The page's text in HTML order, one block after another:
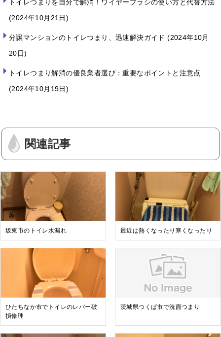
トイレつまりを自分で解消！ワイヤーブラシの使い方と代替方法
2024年10月21日
分譲マンションのトイレつまり、迅速解決ガイド 2024年10月
20日
トイレつまり解消の優良業者選び：重要なポイントと注意点
2024年10月19日
関連記事
坂東市のトイレ水漏れ 最近は熱くなったり寒くなったり
ひたちなか市でトイレのレバー破
損修理
茨城県つくば市で洗面つまり